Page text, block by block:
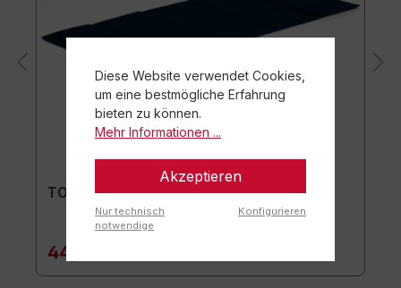
TOGU Premium Easy Matte
44,90 €*
Diese Website verwendet Cookies,
um eine bestmögliche Erfahrung
bieten zu können.
Mehr Informationen ...
Akzeptieren
Nur technisch
notwendige
Konfigurieren